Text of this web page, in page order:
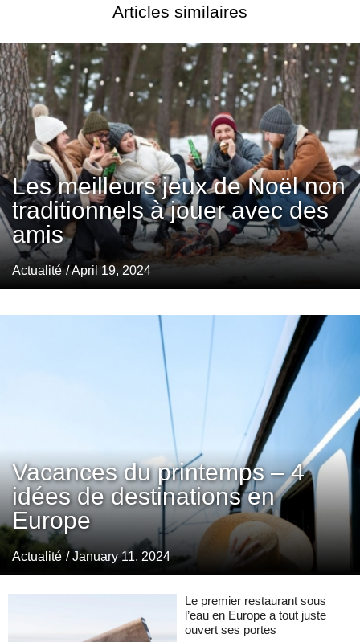
Articles similaires
Les meilleurs jeux de Noël non
traditionnels à jouer avec des
amis
Actualité / April 19, 2024
Vacances du printemps – 4
idées de destinations en
Europe
Actualité / January 11, 2024
Le premier restaurant sous
l’eau en Europe a tout juste
ouvert ses portes